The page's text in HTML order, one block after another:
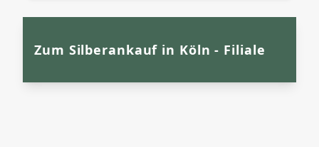
Zum Silberankauf in Köln - Filiale